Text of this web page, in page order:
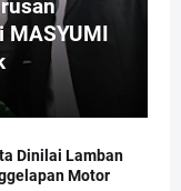
MASYUMI
Dinilai Lamban
Motor